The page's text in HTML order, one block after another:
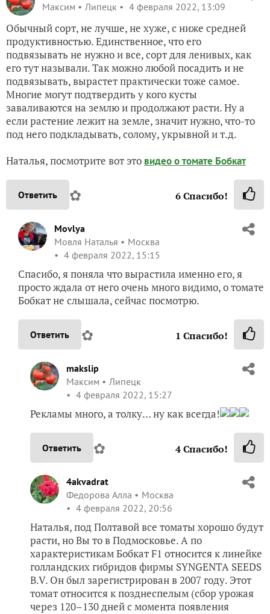
Максим
Липецк 4 февраля 2022, 13:09
Обычный сорт, не лучше, не хуже, с ниже средней
продуктивностью. Единственное, что его
подвязывать не нужно и все, сорт для ленивых, как
его тут называли. Так можно любой посадить и не
подвязывать, вырастет практически тоже самое.
Многие могут подтвердить у кого кусты
заваливаются на землю и продолжают расти. Ну а
если растение лежит на земле, значит нужно, что-то
под него подкладывать, солому, укрывной и т.д.
Наталья, посмотрите вот это видео о томате Бобкат
Ответить ✿ 6Спасибо!
Movlya
Мовля Наталья
Москва
4 февраля 2022, 15:15
Спасибо, я поняла что вырастила именно его, я
просто ждала от него очень много видимо, о томате
Бобкат не слышала, сейчас посмотрю.
Ответить ✿ 1 Спасибо!
makslip
Максим
Липецк
4 февраля 2022, 15:27
Рекламы много, а толку… ну как всегда!
Ответить ✿ 4Спасибо!
4akvadrat
Федорова Алла
Москва
4 февраля 2022, 20:56
Наталья, под Полтавой все томаты хорошо будут
расти, но Вы то в Подмосковье. А по
характеристикам Бобкат F1 относится к линейке
голландских гибридов фирмы SYNGENTA SEEDS
B.V. Он был зарегистрирован в 2007 году. Этот
томат относится к позднеспелым (сбор урожая
через 120–130 дней с момента появления